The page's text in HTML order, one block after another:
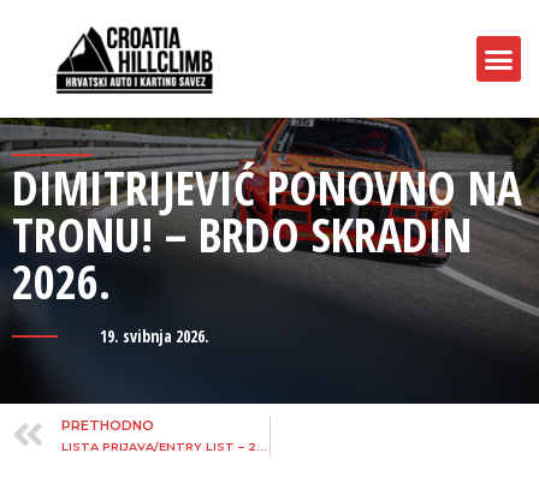
DIMITRIJEVIĆ PONOVNO NA
TRONU! – BRDO SKRADIN
2026.
19. svibnja 2026.
PRETHODNO